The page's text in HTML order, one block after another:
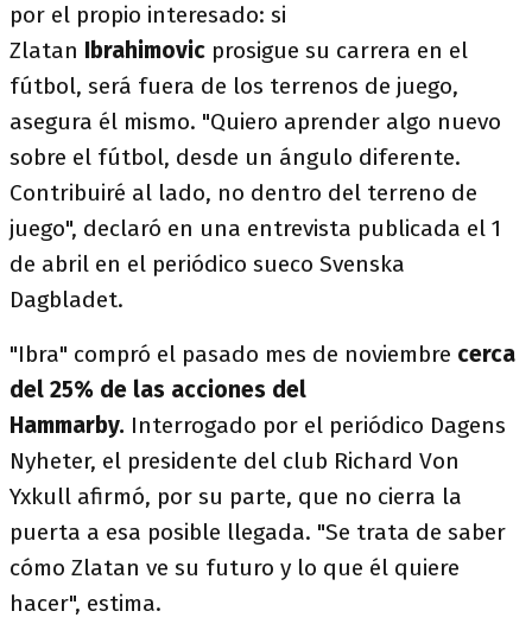
por el propio interesado: si
Zlatan Ibrahimovic prosigue su carrera en el
fútbol, será fuera de los terrenos de juego,
asegura él mismo. "Quiero aprender algo nuevo
sobre el fútbol, desde un ángulo diferente.
Contribuiré al lado, no dentro del terreno de
juego", declaró en una entrevista publicada el 1
de abril en el periódico sueco Svenska
Dagbladet.
"Ibra" compró el pasado mes de noviembre cerca
del 25% de las acciones del
Hammarby. Interrogado por el periódico Dagens
Nyheter, el presidente del club Richard Von
Yxkull afirmó, por su parte, que no cierra la
puerta a esa posible llegada. "Se trata de saber
cómo Zlatan ve su futuro y lo que él quiere
hacer", estima.